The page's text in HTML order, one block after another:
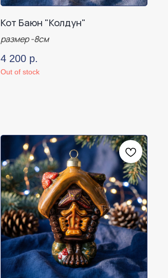
Кот Баюн "Колдун"
размер -8см
4 200 р.
Out of stock